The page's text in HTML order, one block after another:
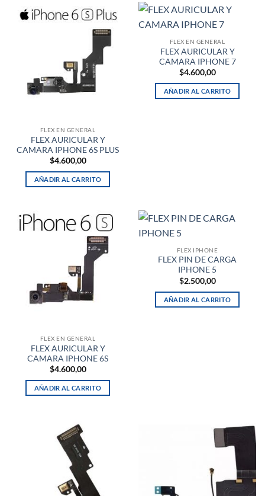
FLEX EN GENERAL
FLEX AURICULAR Y
CAMARA IPHONE 6S PLUS
$4.600,00
AÑADIR AL CARRITO
FLEX EN GENERAL
FLEX AURICULAR Y
CAMARA IPHONE 7
$4.600,00
AÑADIR AL CARRITO
FLEX EN GENERAL
FLEX AURICULAR Y
CAMARA IPHONE 6S
$4.600,00
AÑADIR AL CARRITO
FLEX IPHONE
FLEX PIN DE CARGA
IPHONE 5
$2.500,00
AÑADIR AL CARRITO